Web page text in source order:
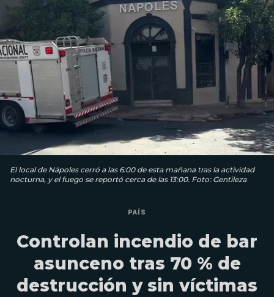
El local de Nápoles cerró a las 6:00 de esta mañana tras la actividad
nocturna, y el fuego se reportó cerca de las 13:00. Foto: Gentileza
PAÍS
Controlan incendio de bar
asunceno tras 70 % de
destrucción y sin víctimas